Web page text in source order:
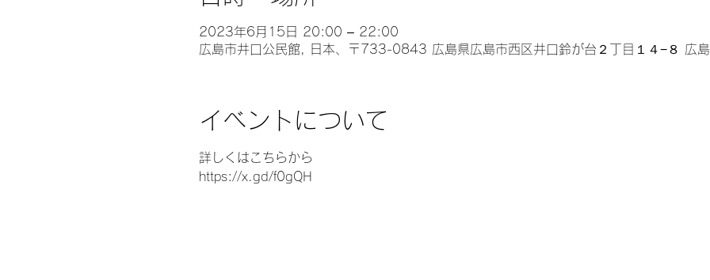
2023年6月15日 20:00 – 22:00
広島市井口公民館, 日本、〒733-0843 広島県広島市西区井口鈴が台２丁目１４−８ 広
イベントについて
詳しくはこちらから
https://x.gd/f0gQH